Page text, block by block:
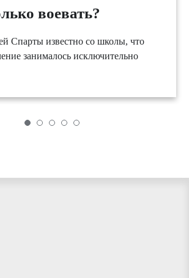
воевать?
Спарты известно со школы, что
занималось исключительно